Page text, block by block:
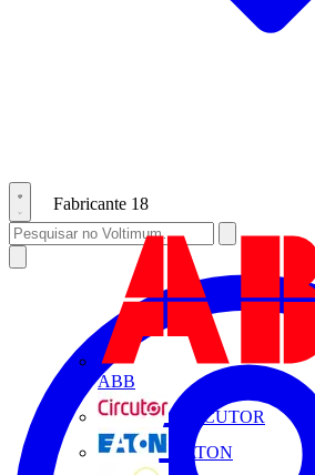
Fabricante 18
ABB
CIRCUTOR
EATON